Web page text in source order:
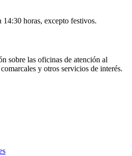
14:30 horas, excepto festivos.
sobre las oficinas de atención al
y otros servicios de interés.